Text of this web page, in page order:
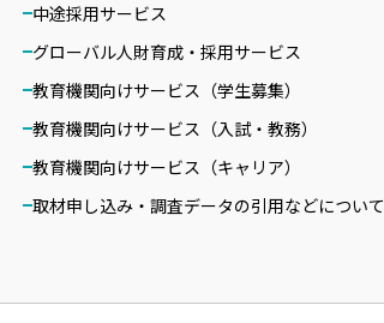
中途採用サービス
グローバル人財育成・採用サービス
教育機関向けサービス（学生募集）
教育機関向けサービス（入試・教務）
教育機関向けサービス（キャリア）
取材申し込み・調査データの引用などについて